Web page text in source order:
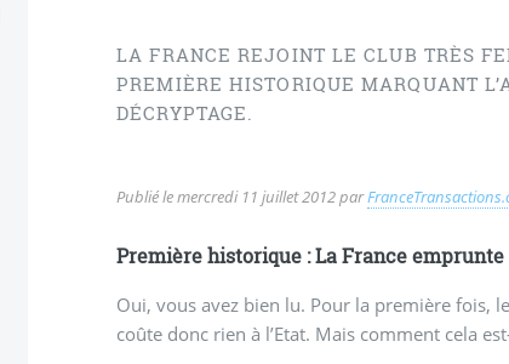
LA FRANCE REJOINT LE CLUB TRÈS
PREMIÈRE HISTORIQUE MARQUANT
DÉCRYPTAGE.
Publié lemercredi 11 juillet 2012par
Première historique : La France
Oui, vous avez bien lu. Pour la première fois,
coûte donc rien à l’Etat. Mais comment cela